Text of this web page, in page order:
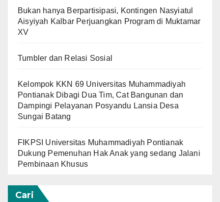
Bukan hanya Berpartisipasi, Kontingen Nasyiatul
Aisyiyah Kalbar Perjuangkan Program di Muktamar
XV
Tumbler dan Relasi Sosial
Kelompok KKN 69 Universitas Muhammadiyah
Pontianak Dibagi Dua Tim, Cat Bangunan dan
Dampingi Pelayanan Posyandu Lansia Desa
Sungai Batang
FIKPSI Universitas Muhammadiyah Pontianak
Dukung Pemenuhan Hak Anak yang sedang Jalani
Pembinaan Khusus
Cari